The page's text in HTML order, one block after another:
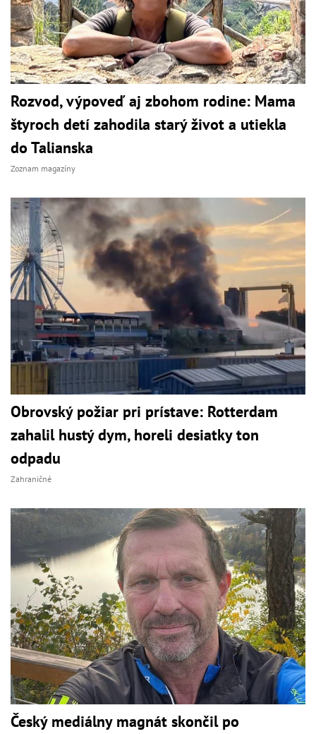
Rozvod, výpoveď aj zbohom rodine: Mama
štyroch detí zahodila starý život a utiekla
do Talianska
Zoznam magazíny
Obrovský požiar pri prístave: Rotterdam
zahalil hustý dym, horeli desiatky ton
odpadu
Zahraničné
Český mediálny magnát skončil po